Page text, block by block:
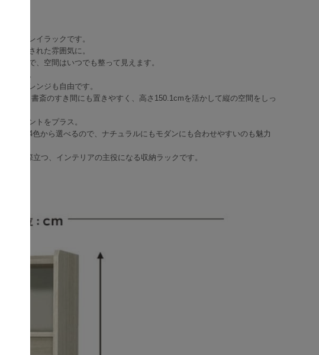
スプレイラックです。
洗練された雰囲気に。
るので、空間はいつでも整って見えます。
らか。
のアレンジも自由です。
ド、書斎のすき間にも置きやすく、高さ150.1cmを活かして縦の空間をしっ
クセントをプラス。
ンの4色から選べるので、ナチュラルにもモダンにも合わせやすいのも魅力
が際立つ、インテリアの主役になる収納ラックです。